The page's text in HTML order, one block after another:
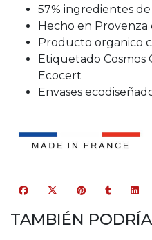
57% ingredientes
Hecho en Provenza
Producto organico
Etiquetado
Ecocert
Envases
TAMBIÉN